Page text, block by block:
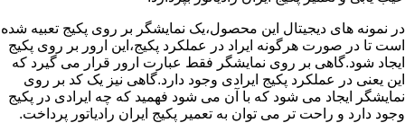
در نمونه های دیجیتال این محصول،یک نمایشگر بر روی پکیج تعبیه شده
است تا در صورت هرگونه ایراد در عملکرد پکیج،این ارور بر روی پکیج
ایجاد شود.گاهی بر روی نمایشگر فقط عبارت ارور قرار می گیرد که
این یعنی در عملکرد پکیج ایرادی وجود دارد.گاهی نیز یک کد بر روی
نمایشگر ایجاد می شود که با آن می شود فهمید که چه ایرادی در پکیج
وجود دارد و راحت تر می توان به تعمیر پکیج ایران رادیاتور پرداخت.